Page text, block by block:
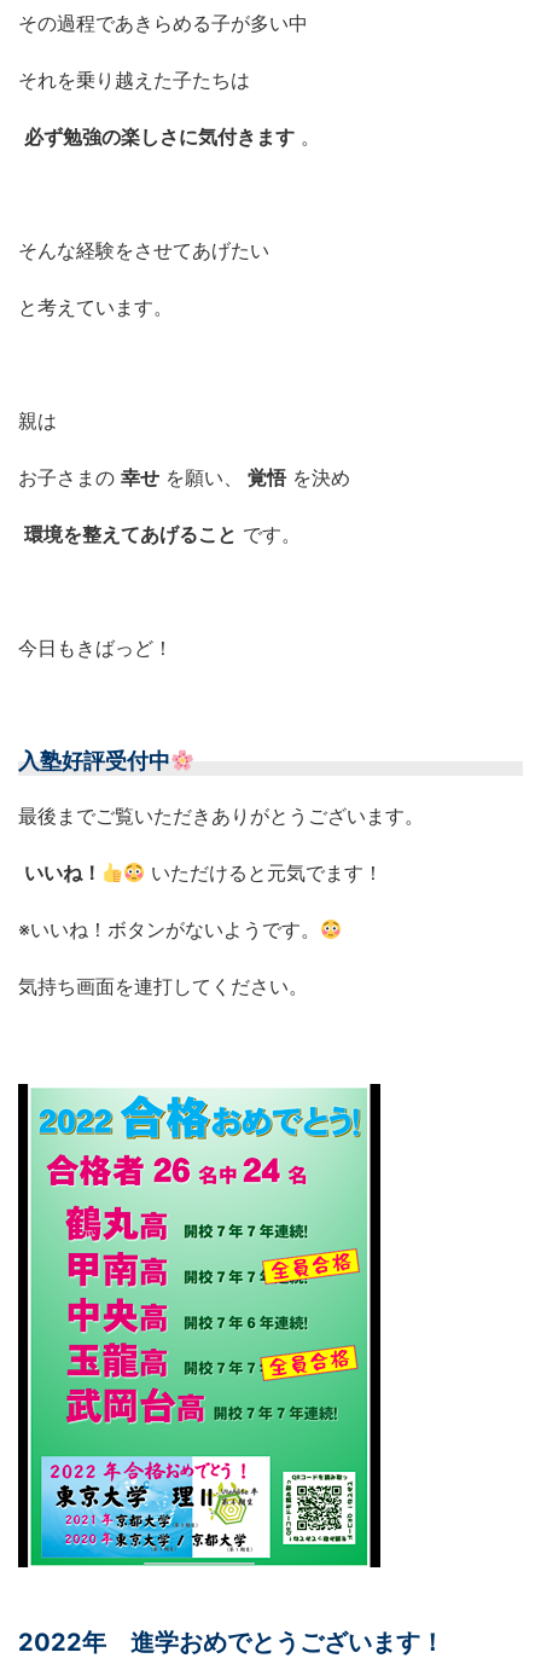
その過程であきらめる子が多い中
それを乗り越えた子たちは
必ず勉強の楽しさに気付きます 。
そんな経験をさせてあげたい
と考えています。
親は
お子さまの 幸せ を願い、 覚悟 を決め
環境を整えてあげること です。
今日もきばっど！
入塾好評受付中
最後までご覧いただきありがとうございます。
いいね！ いただけると元気でます！
※いいね！ボタンがないようです。
気持ち画面を連打してください。
2022年 進学おめでとうございます！